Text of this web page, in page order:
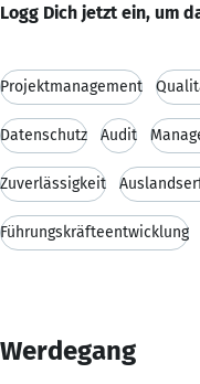
Logg Dich jetzt ein, um
Projektmanagement
Datenschutz Audit
Zuverlässigkeit
Führungskräfteentwicklung
Werdegang